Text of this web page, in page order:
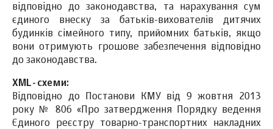
відповідно до законодавства, та нарахування сум
єдиного внеску за батьків-вихователів дитячих
будинків сімейного типу, прийомних батьків, якщо
вони отримують грошове забезпечення відповідно
до законодавства.
XML-схеми:
Відповідно до Постанови КМУ від 9 жовтня 2013
року № 806 «Про затвердження Порядку ведення
Єдиного реєстру товарно-транспортних накладних